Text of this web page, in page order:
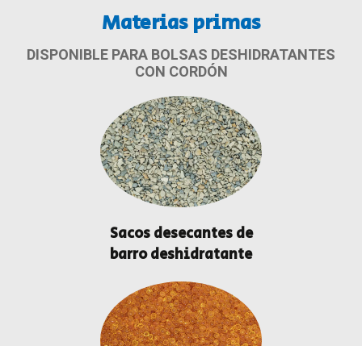
Materias primas
DISPONIBLE PARA BOLSAS DESHIDRATANTES
CON CORDÓN
Sacos desecantes de
barro deshidratante